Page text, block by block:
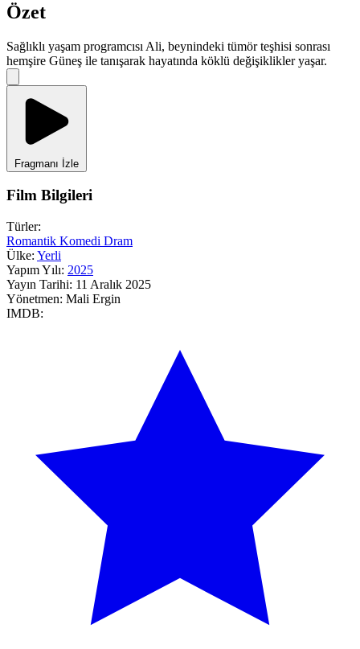
Özet
Sağlıklı yaşam programcısı Ali, beynindeki tümör teşhisi sonrası
hemşire Güneş ile tanışarak hayatında köklü değişiklikler yaşar.
Fragmanı İzle
Film Bilgileri
Türler:
Romantik Komedi Dram
Ülke: Yerli
Yapım Yılı: 2025
Yayın Tarihi: 11 Aralık 2025
Yönetmen: Mali Ergin
IMDB: